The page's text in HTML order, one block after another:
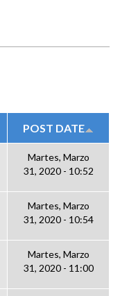
POST DATE
Martes, Marzo
31, 2020 - 10:52
Martes, Marzo
31, 2020 - 10:54
Martes, Marzo
31, 2020 - 11:00